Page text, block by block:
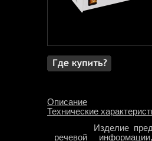
Описание
Технические
Изделие
речевой